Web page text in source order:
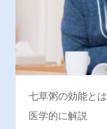
七草粥の効能と
医学的に解説